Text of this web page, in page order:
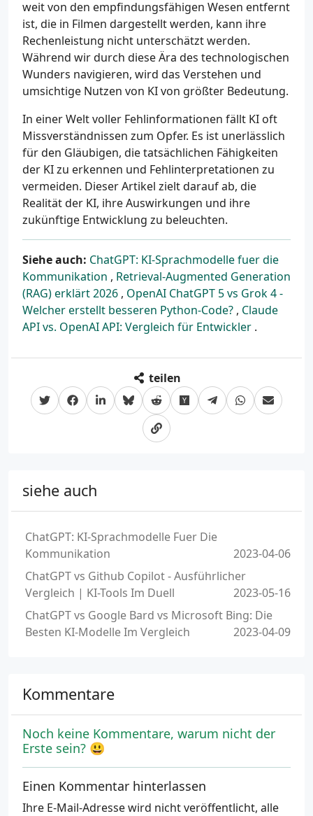
weit von den empfindungsfähigen Wesen entfernt
ist, die in Filmen dargestellt werden, kann ihre
Rechenleistung nicht unterschätzt werden.
Während wir durch diese Ära des technologischen
Wunders navigieren, wird das Verstehen und
umsichtige Nutzen von KI von größter Bedeutung.
In einer Welt voller Fehlinformationen fällt KI oft
Missverständnissen zum Opfer. Es ist unerlässlich
für den Gläubigen, die tatsächlichen Fähigkeiten
der KI zu erkennen und Fehlinterpretationen zu
vermeiden. Dieser Artikel zielt darauf ab, die
Realität der KI, ihre Auswirkungen und ihre
zukünftige Entwicklung zu beleuchten.
Siehe auch: ChatGPT: KI-Sprachmodelle fuer die
Kommunikation , Retrieval-Augmented Generation
(RAG) erklärt 2026 , OpenAI ChatGPT 5 vs Grok 4 -
Welcher erstellt besseren Python-Code? , Claude
API vs. OpenAI API: Vergleich für Entwickler .
teilen
siehe auch
ChatGPT: KI-Sprachmodelle Fuer Die
Kommunikation
2023-04-06
ChatGPT vs Github Copilot - Ausführlicher
Vergleich | KI-Tools Im Duell
2023-05-16
ChatGPT vs Google Bard vs Microsoft Bing: Die
Besten KI-Modelle Im Vergleich
2023-04-09
Kommentare
Noch keine Kommentare, warum nicht der
Erste sein? 😃
Einen Kommentar hinterlassen
Ihre E-Mail-Adresse wird nicht veröffentlicht, alle